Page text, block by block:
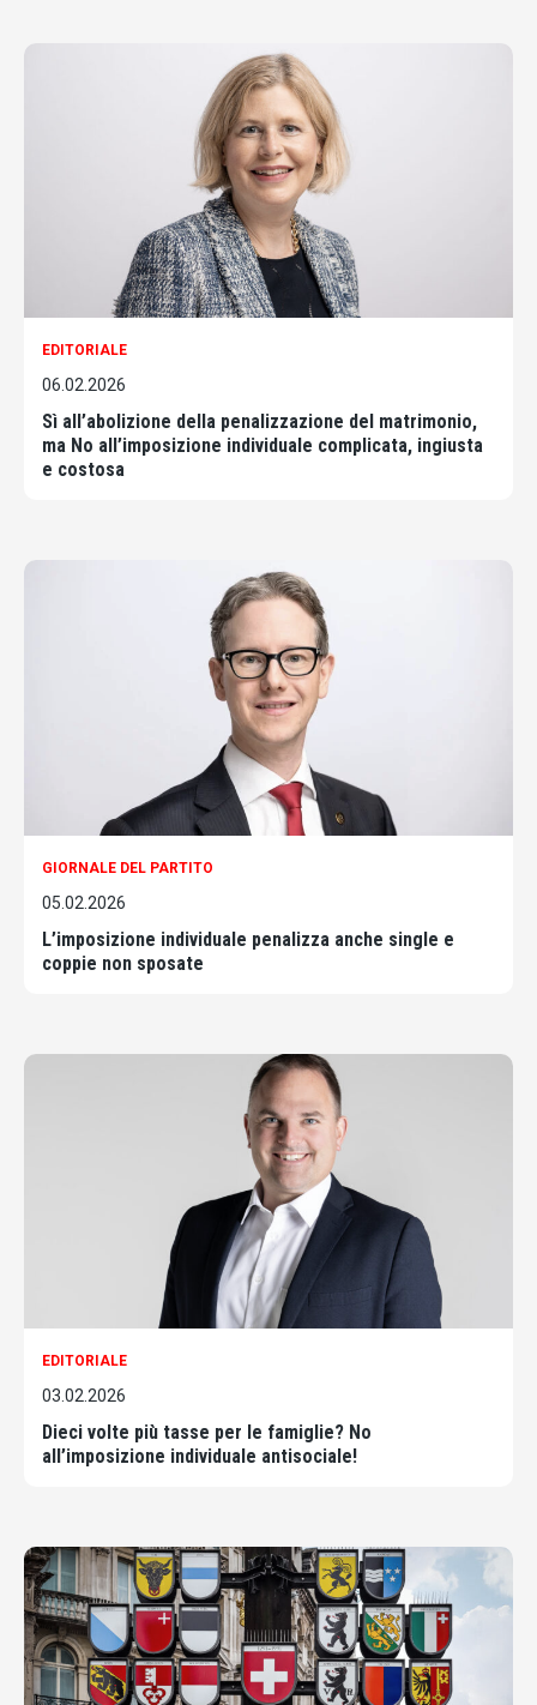
EDITORIALE
06.02.2026
Sì all’abolizione della penalizzazione del matrimonio,
ma No all’imposizione individuale complicata, ingiusta
e costosa
GIORNALE DEL PARTITO
05.02.2026
L’imposizione individuale penalizza anche single e
coppie non sposate
EDITORIALE
03.02.2026
Dieci volte più tasse per le famiglie? No
all’imposizione individuale antisociale!